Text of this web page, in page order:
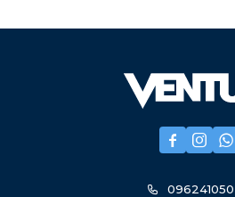
  
096241050